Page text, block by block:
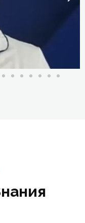
и
врач
Плюс",